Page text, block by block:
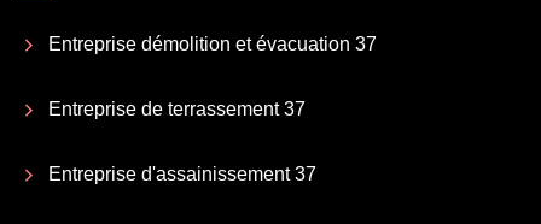
Entreprise démolition et évacuation 37
Entreprise de terrassement 37
Entreprise d'assainissement 37